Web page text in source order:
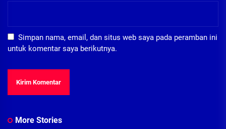
Simpan nama, email, dan situs web saya pada peramban ini
untuk komentar saya berikutnya.
More Stories